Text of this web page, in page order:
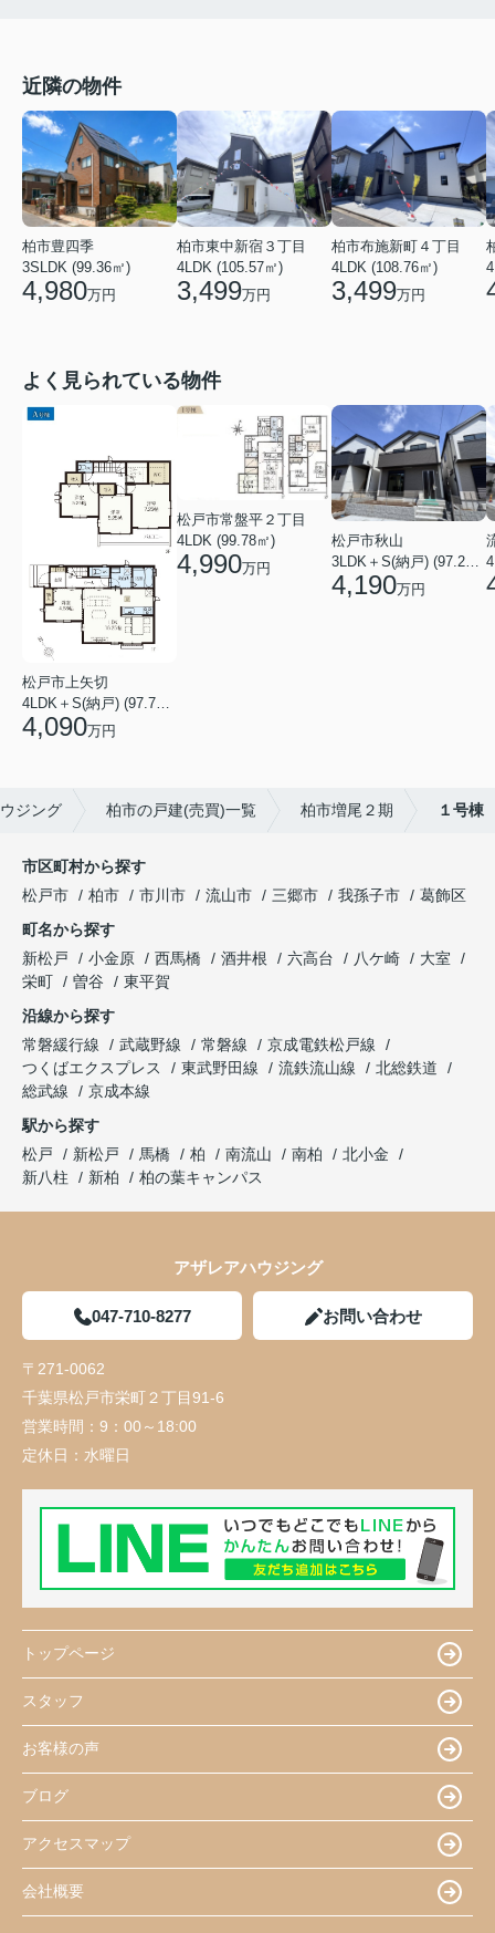
近隣の物件
柏市豊四季
3SLDK (99.36㎡)
4,980万円
柏市東中新宿３丁目
4LDK (105.57㎡)
3,499万円
柏市布施新町４丁目
4LDK (108.76㎡)
3,499万円
よく見られている物件
松戸市上矢切
4,090万円
松戸市常盤平２丁目
4LDK (99.78㎡)
4,990万円
松戸市秋山
3LDK＋S(納戸) (97.29㎡)
4,190万円
ジング 柏市の戸建(売買)一覧 柏市増尾２期 １号棟
市区町村から探す
松戸市
柏市 市川市 流山市 三郷市 我孫子市
葛飾区
町名から探す
新松戸
小金原 西馬橋 酒井根 六高台 八ケ崎
大室
栄町
曽谷
東平賀
沿線から探す
常磐緩行線
武蔵野線 常磐線
京成電鉄松戸線
つくばエクスプレス
東武野田線 流鉄流山線
北総鉄道
総武線
京成本線
駅から探す
松戸
新松戸 馬橋 柏 南流山 南柏
北小金
新八柱
新柏 柏の葉キャンパス
アザレアハウジング
047-710-8277 お問い合わせ
〒271-0062
千葉県松戸市栄町２丁目91-6
営業時間： 9：00～18:00
定休日： 水曜日
トップページ
スタッフ
お客様の声
ブログ
アクセスマップ
会社概要